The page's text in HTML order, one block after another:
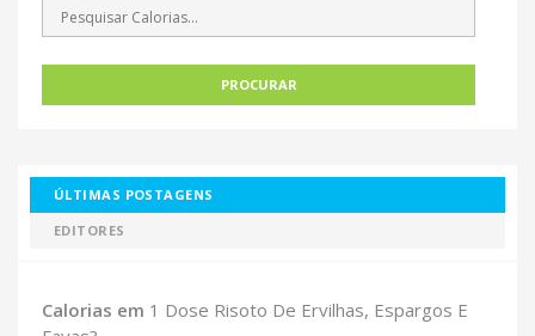
ÚLTIMAS POSTAGENS
EDITORES
Calorias em 1 Dose Risoto De Ervilhas, Espargos E